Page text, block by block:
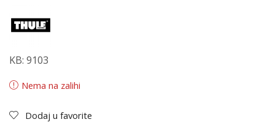
KB: 9103
Nema na zalihi
Dodaj u favorite